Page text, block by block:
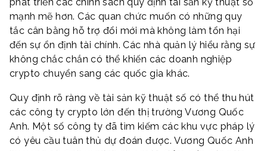
mạnh mẽ hơn. Các quan chức muốn có những quy
tắc cân bằng hỗ trợ đổi mới mà không làm tổn hại
đến sự ổn định tài chính. Các nhà quản lý hiểu rằng sự
không chắc chắn có thể khiến các doanh nghiệp
crypto chuyển sang các quốc gia khác.
Quy định rõ ràng về tài sản kỹ thuật số có thể thu hút
các công ty crypto lớn đến thị trường Vương Quốc
Anh. Một số công ty đã tìm kiếm các khu vực pháp lý
có yêu cầu tuân thủ dự đoán được. Vương Quốc Anh